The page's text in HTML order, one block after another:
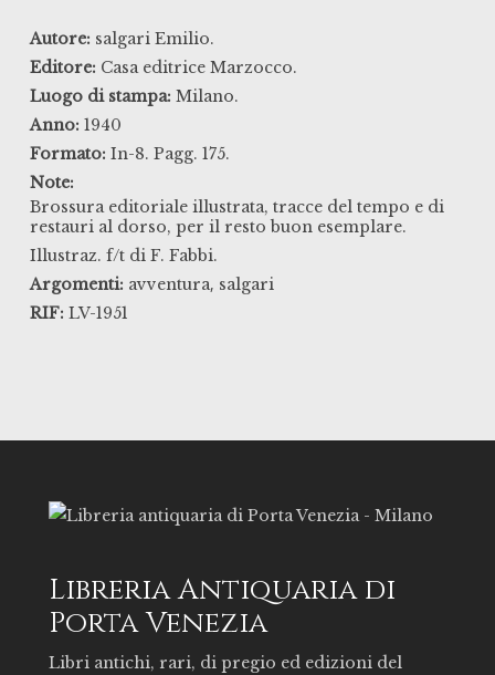
Autore: salgari Emilio.
Editore: Casa editrice Marzocco.
Luogo di stampa: Milano.
Anno: 1940
Formato: In-8. Pagg. 175.
Note:
Brossura editoriale illustrata, tracce del tempo e di
restauri al dorso, per il resto buon esemplare.
Illustraz. f/t di F. Fabbi.
Argomenti: avventura, salgari
RIF: LV-1951
Libreria Antiquaria di
Porta Venezia
Libri antichi, rari, di pregio ed edizioni del